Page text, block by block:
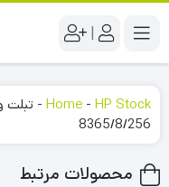
|
Home - HP Stock
-
8365/8/256
محصولات مرتبط